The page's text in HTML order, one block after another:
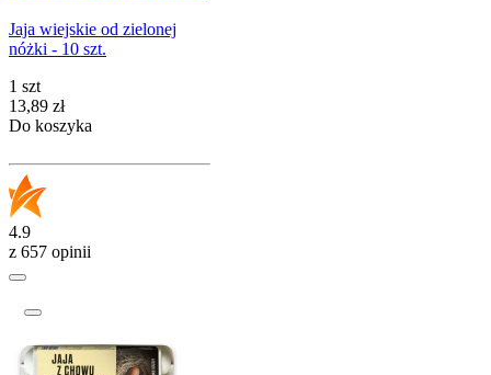
Jaja wiejskie od zielonej
nóżki - 10 szt.
1 szt
Cena
13,89 zł
Do koszyka
4.9
z 657 opinii